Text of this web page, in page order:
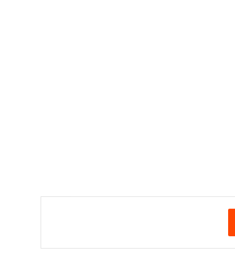
‫رددیت